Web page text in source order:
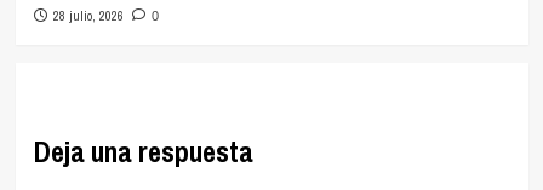
28 julio, 2026 0
Deja una respuesta